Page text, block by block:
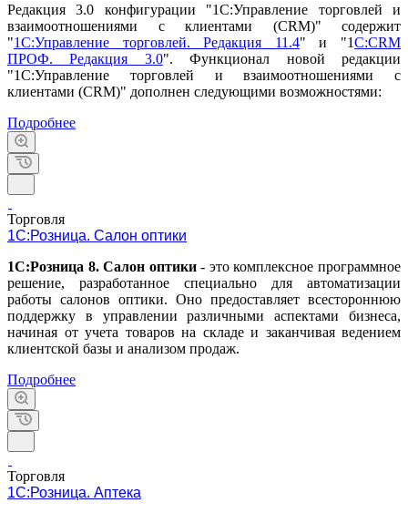
Редакция 3.0 конфигурации "1С:Управление торговлей и
взаимоотношениями с клиентами (CRM)" содержит
"1С:Управление торговлей. Редакция 11.4" и "1С:CRM
ПРОФ. Редакция 3.0". Функционал новой редакции
"1С:Управление торговлей и взаимоотношениями с
клиентами (CRM)" дополнен следующими возможностями:
Подробнее
Торговля
1С:Розница. Салон оптики
1С:Розница 8. Салон оптики- это комплексное программное
решение, разработанное специально для автоматизации
работы салонов оптики. Оно предоставляет всестороннюю
поддержку в управлении различными аспектами бизнеса,
начиная от учета товаров на складе и заканчивая ведением
клиентской базы и анализом продаж.
Подробнее
Торговля
1С:Розница. Аптека